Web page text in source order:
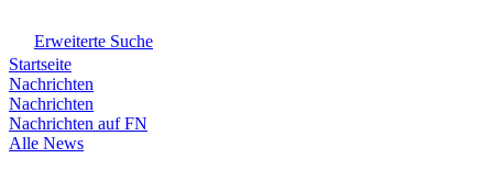
Erweiterte Suche
Startseite
Nachrichten
Nachrichten
Nachrichten auf FN
Alle News